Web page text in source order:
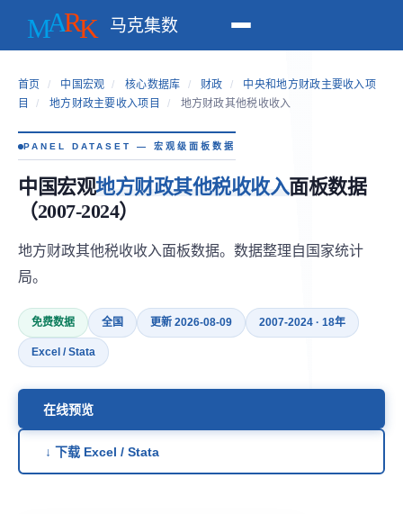
马克集数
首页 / 中国宏观 / 核心数据库 / 财政 /
中央和地方财政主要收入项
目
/ 地方财政主要收入项目 / 地方财政其他税收收入
PANEL DATASET — 宏观级面板数据
中国宏观地方财政其他税收收入面板数据
（2007-2024）
地方财政其他税收收入面板数据。数据整理自国家统计
局。
免费数据 全国 更新 2026-08-09 2007-2024 · 18年
Excel / Stata
在线预览
↓ 下载 Excel / Stata